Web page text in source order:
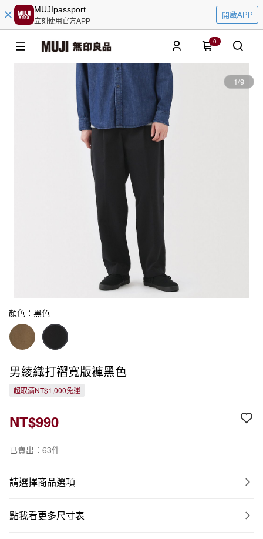
MUJIpassport
立刻使用官方APP
開啟APP
0
1/9
顏色：黑色
男綾織打褶寬版褲黑色
超取滿NT$1,000免運
NT$990
已賣出：63件
請選擇商品選項
點我看更多尺寸表